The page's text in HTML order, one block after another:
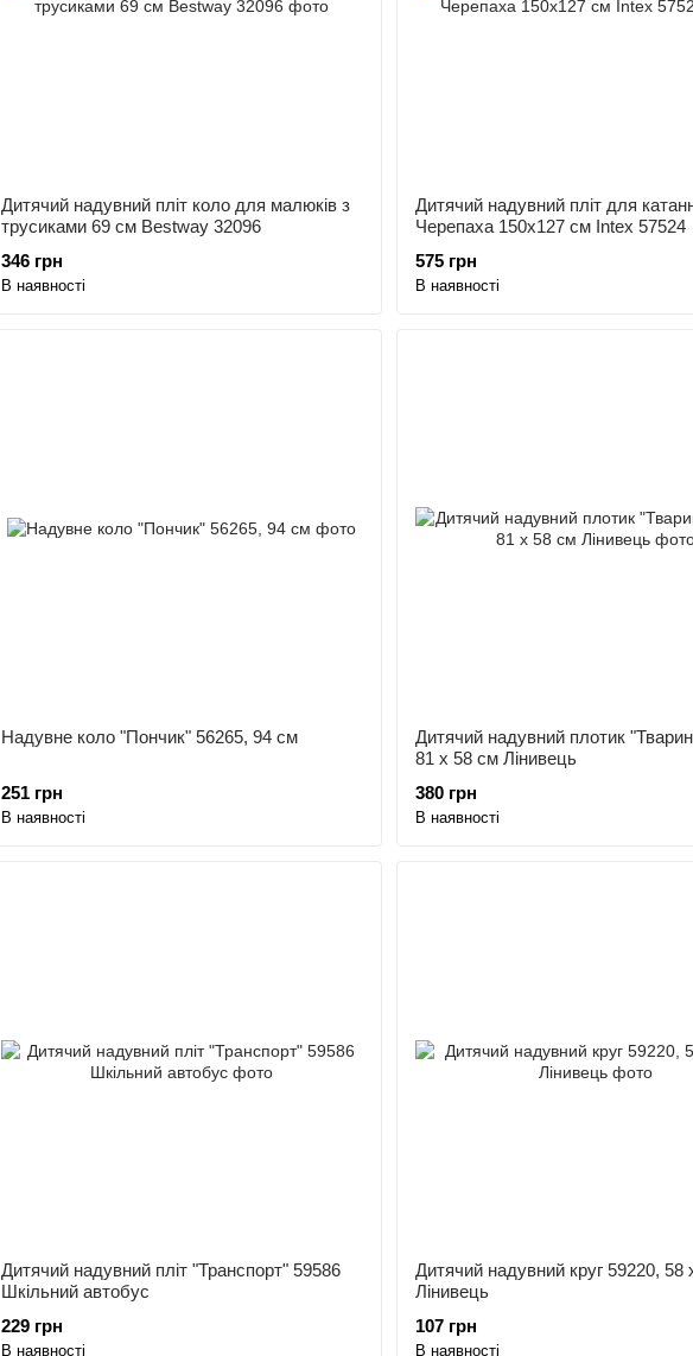
Дитячий надувний пліт коло для малюків з
трусиками 69 см Bestway 32096
346 грн
В наявності
Дитячий надувний пліт для
Черепаха 150x127 см Intex 57524
575 грн
В наявності
Надувне коло "Пончик" 56265, 94 см
251 грн
В наявності
Дитячий надувний плотик
81 x 58 см Лінивець
380 грн
В наявності
Дитячий надувний пліт "Транспорт" 59586
Шкільний автобус
229 грн
В наявності
Дитячий надувний круг 59220, 58
Лінивець
107 грн
В наявності